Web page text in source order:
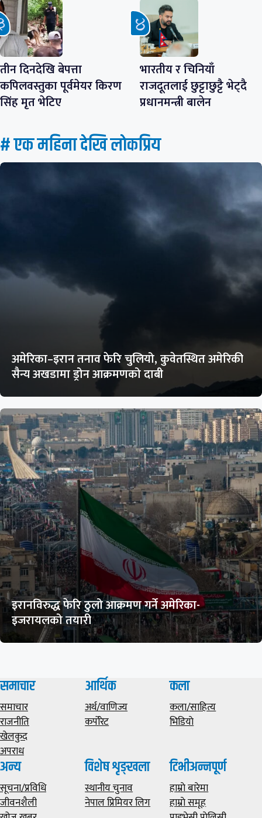
तीन दिनदेखि बेपत्ता
कपिलवस्तुका पूर्वमेयर किरण
सिंह मृत भेटिए
भारतीय र चिनियाँ
राजदूतलाई छुट्टाछुट्टै भेट्दै
प्रधानमन्त्री बालेन
# एक महिना देखि लाेकप्रिय
अमेरिका–इरान तनाव फेरि चुलियो, कुवेतस्थित अमेरिकी
सैन्य अखडामा ड्रोन आक्रमणको दाबी
इरानविरुद्ध फेरि ठुलो आक्रमण गर्ने अमेरिका-
इजरायलको तयारी
समाचार
समाचार
राजनीति
खेलकुद
अपराध
आर्थिक
अर्थ/वाणिज्य
कर्पोरेट
कला
कला/साहित्य
भिडियाे
अन्य
सूचना/प्रविधि
जीवनशैली
विशेष शृङ्खला
स्थानीय चुनाव
नेपाल प्रिमियर लिग
टिभीअन्नपूर्ण
हाम्राे बारेमा
हाम्राे समूह